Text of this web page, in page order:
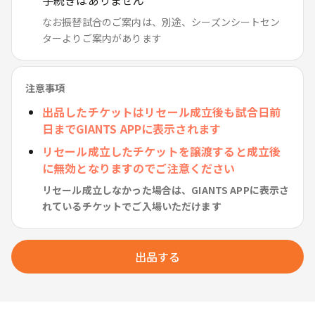
なお振替試合のご案内は、別途、シーズンシートセン
ターよりご案内があります
注意事項
出品したチケットはリセール成立後も試合日前
日までGIANTS APPに表示されます
リセール成立したチケットを譲渡すると成立後
に無効となりますのでご注意ください
リセール成立しなかった場合は、GIANTS APPに表示さ
れているチケットでご入場いただけます
出品する